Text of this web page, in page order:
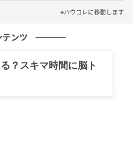
実を整理したかっただ
出張」という言葉が、そ
※ハウコレに移動します
ンツ
？スキマ時間に脳ト